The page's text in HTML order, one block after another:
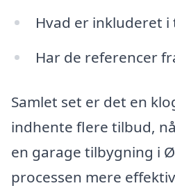
Hvad er inkluderet
Har de referencer
Samlet set er det en
indhente flere tilbud,
en garage tilbygning i
processen mere